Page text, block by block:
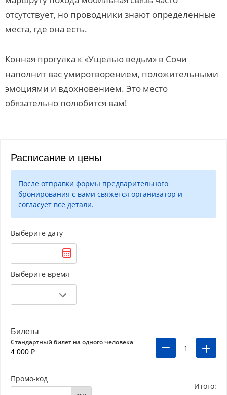
отсутствует, но проводники знают определенные
места, где она есть.
Конная прогулка к «Ущелью ведьм» в Сочи
наполнит вас умиротворением, положительными
эмоциями и вдохновением. Это место
обязательно полюбится вам!
Расписание и цены
После отправки формы предварительного
бронирования с вами свяжется организатор и
согласует все детали.
Выберите дату
Выберите время
Билеты
Стандартный билет на одного человека
4 000 ₽ 1
Промо-код
Итого: